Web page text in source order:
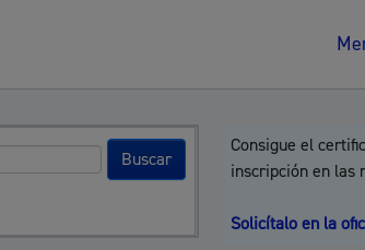
Consigue el
inscripción en las
Solicítalo en la